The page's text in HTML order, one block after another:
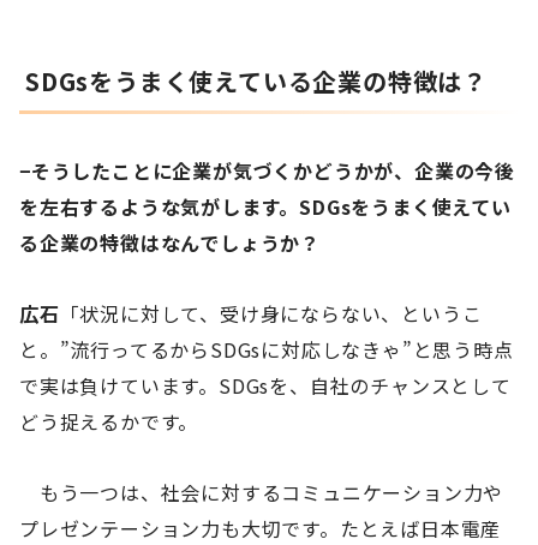
SDGsをうまく使えている企業の特徴は？
−そうしたことに企業が気づくかどうかが、企業の今後
を左右するような気がします。SDGsをうまく使えてい
る企業の特徴はなんでしょうか？
広石 「状況に対して、受け身にならない、というこ
と。”流行ってるからSDGsに対応しなきゃ”と思う時点
で実は負けています。SDGsを、自社のチャンスとして
どう捉えるかです。
もう一つは、社会に対するコミュニケーション力や
プレゼンテーション力も大切です。たとえば日本電産